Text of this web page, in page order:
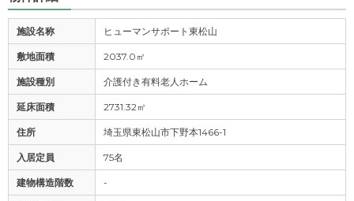
施設名称 ヒューマンサポート東松山
敷地面積 2037.0㎡
施設種別 介護付き有料老人ホーム
延床面積 2731.32㎡
住所 埼玉県東松山市下野本1466-1
入居定員 75名
建物構造階数 -